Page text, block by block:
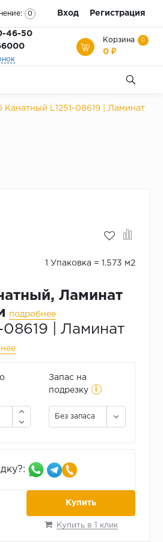
0 Вход Регистрация
46-50
Корзина 0
0 ₽
Канатный L1251-08619 | Ламинат
1 Упаковка = 1.573 м2
Ламинат
подробнее
| Ламинат
Запас на
подрезку
i
Без запаса
Купить
Купить в 1 клик